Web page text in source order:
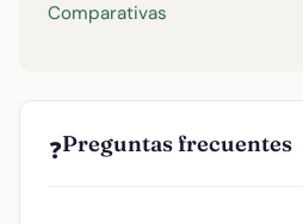
Comparativas
❓Preguntas frecuentes